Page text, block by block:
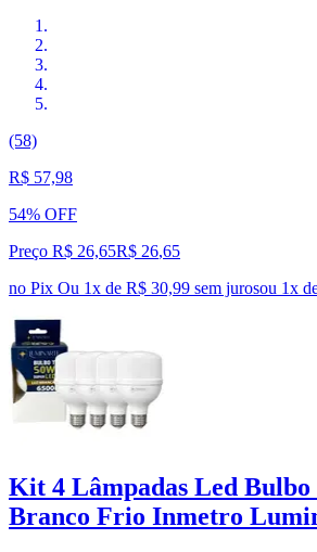
(58)
R$ 57,98
54% OFF
Preço R$ 26,65R$ 26,65
no Pix Ou 1x de R$ 30,99 sem jurosou 1x
Kit 4 Lâmpadas Led Bulbo
Branco Frio Inmetro